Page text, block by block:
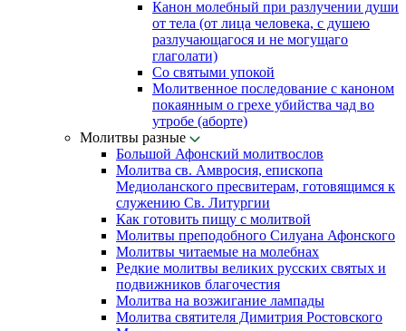
Канон молебный при разлучении души
от тела (от лица человека, с душею
разлучающагося и не могущаго
глаголати)
Со святыми упокой
Молитвенное последование с каноном
покаянным о грехе убийства чад во
утробе (аборте)
Молитвы разные
Большой Афонский молитвослов
Молитва св. Амвросия, епископа
Медиоланского пресвитерам, готовящимся к
служению Св. Литургии
Как готовить пищу с молитвой
Молитвы преподобного Силуана Афонского
Молитвы читаемые на молебнах
Редкие молитвы великих русских святых и
подвижников благочестия
Молитва на возжигание лампады
Молитва святителя Димитрия Ростовского